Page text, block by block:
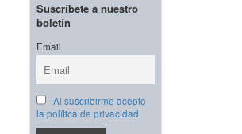
Suscríbete a nuestro
boletín
Email
Al suscribirme acepto
la política de privacidad